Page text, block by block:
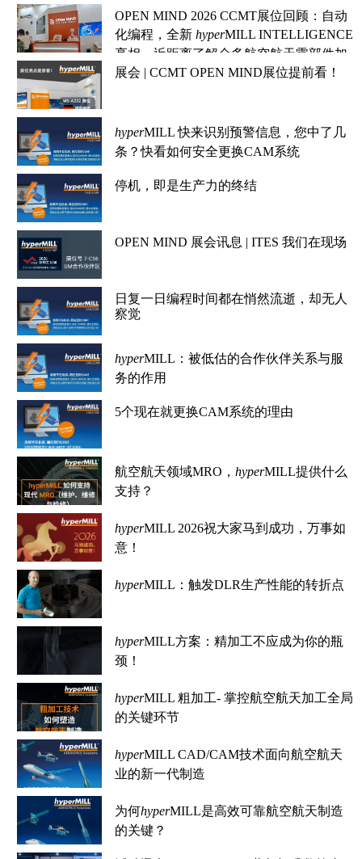
OPEN MIND 2026 CCMT展位回顾：自动
化编程，全新hyperMILL INTELLIGENCE
亮相，近距离了解众多航空航天零部件加
工
展会 | CCMT OPEN MIND展位提前看！
hyperMILL 快来识别预警信息，您中了几
条？快看如何安全更换CAM系统
停机，即是生产力的终结
OPEN MIND 展会讯息 | ITES 我们在现场
日复一日编程时间都在悄然流逝，却无人
察觉
hyperMILL：被低估的合作伙伴关系与服
务的作用
5个现在就更换CAM系统的理由
航空航天领域MRO，hyperMILL提供什么
支持？
hyperMILL 2026祝大家马到成功，万事如
意！
hyperMILL：触发DLR生产性能的转折点
hyperMILL方案：精加工不应成为你的瓶
颈！
hyperMILL 粗加工- 掌控航空航天加工全局
的关键环节
hyperMILL CAD/CAM技术面向航空航天
业的新一代制造
为何hyperMILL是高效可靠航空航天制造
的关键？